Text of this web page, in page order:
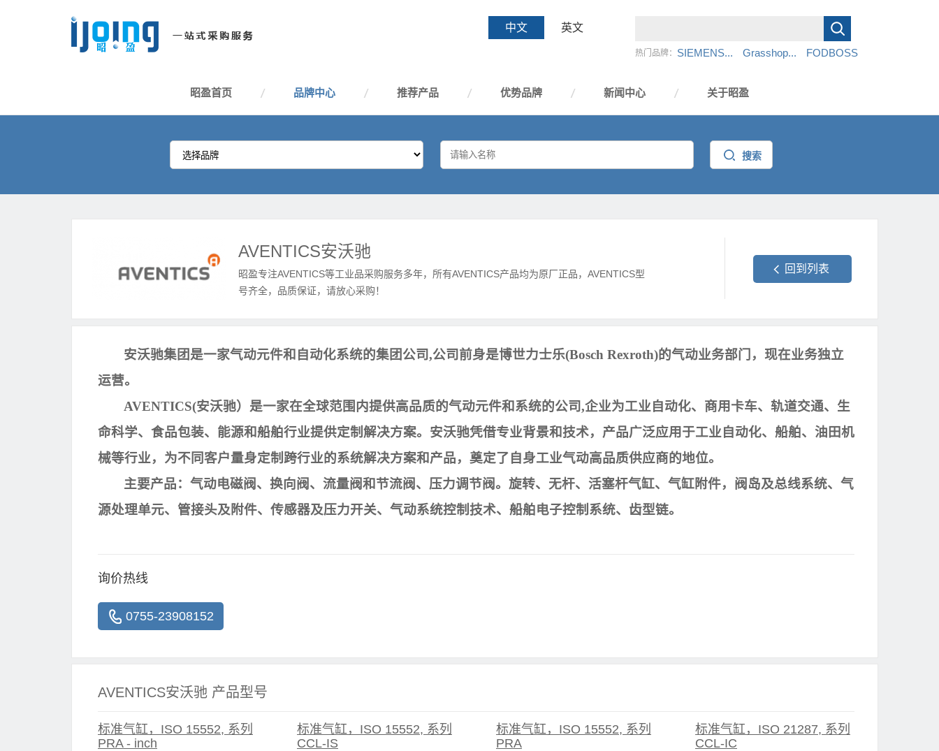
热门品牌： SIEMENS... Grasshop... FODBOSS
中文 英文
昭盈首页 品牌中心 推荐产品 优势品牌 新闻中心 关于昭盈
AVENTICS安沃驰
昭盈专注AVENTICS等工业品采购服务多年，所有AVENTICS产品均为原厂正品，AVENTICS型
号齐全，品质保证，请放心采购！
回到列表
安沃驰集团是一家气动元件和自动化系统的集团公司,公司前身是博世力士乐(Bosch Rexroth)的气动业务部门，现在业务独立
运营。
AVENTICS(安沃驰）是一家在全球范围内提供高品质的气动元件和系统的公司,企业为工业自动化、商用卡车、轨道交通、生
命科学、食品包装、能源和船舶行业提供定制解决方案。 安沃驰凭借专业背景和技术，产品广泛应用于工业自动化、船舶、油田机
械等行业，为不同客户量身定制跨行业的系统解决方案和产品，奠定了自身工业气动高品质供应商的地位。
主要产品：气动电磁阀、换向阀、流量阀和节流阀、压力调节阀。旋转、无杆、活塞杆气缸、气缸附件，阀岛及总线系统、气
源处理单元、管接头及附件、传感器及压力开关、气动系统控制技术、船舶电子控制系统、齿型链。
询价热线
0755-23908152
AVENTICS安沃驰 产品型号
标准气缸，ISO 15552, 系列
PRA - inch
标准气缸，ISO 15552, 系列
CCL-IS
标准气缸，ISO 15552, 系列
PRA
标准气缸，ISO 21287, 系列
CCL-IC